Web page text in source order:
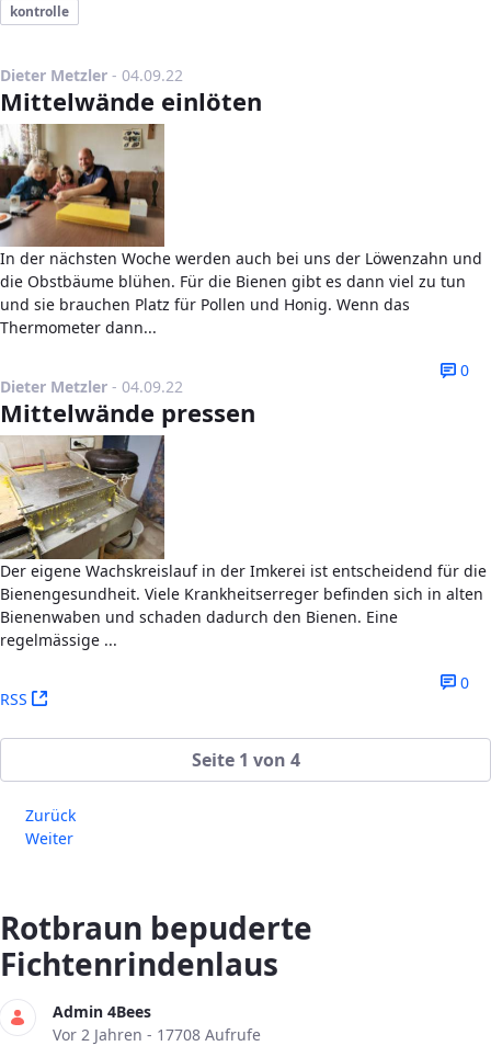
kontrolle
Dieter Metzler - Publikationsdatum
04.09.22
Mittelwände einlöten
In der nächsten Woche werden auch bei uns der Löwenzahn und
die Obstbäume blühen. Für die Bienen gibt es dann viel zu tun
und sie brauchen Platz für Pollen und Honig. Wenn das
Thermometer dann...
0
Dieter Metzler - Publikationsdatum
04.09.22
Mittelwände pressen
Der eigene Wachskreislauf in der Imkerei ist entscheidend für die
Bienengesundheit. Viele Krankheitserreger befinden sich in alten
Bienenwaben und schaden dadurch den Bienen. Eine
regelmässige ...
0
RSS (Öffnet neues Fenster)
Seite 1 von 4
Zurück
Weiter
Rotbraun bepuderte
Fichtenrindenlaus
Admin 4Bees
Publikationsdatum
Vor 2 Jahren - 17708 Aufrufe